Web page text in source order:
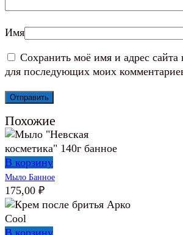
Имя
Сохранить моё имя и адрес сайта
для последующих моих
Похожие
В корзину
Мыло Банное
175,00 ₽
В корзину